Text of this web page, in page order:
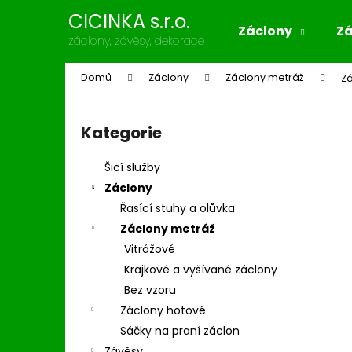
ČIČINKA s.r.o.
záclony, závěsy, dekorace
Záclony
Domů Záclony Záclony metráž
Přeskočit
kategorie
Kategorie
Šicí služby
Záclony
Řasící stuhy a olůvka
Záclony metráž
Vitrážové
Krajkové a vyšívané záclony
Bez vzoru
Záclony hotové
Sáčky na praní záclon
Zpět
obchodu
Zpět
obchodu